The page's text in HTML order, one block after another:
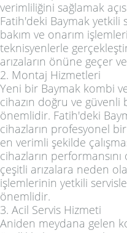
verimliliğini sağlamak
Fatih'deki Baymak yetkili
bakım ve onarım
teknisyenlerle
arızaların önüne geçer
2. Montaj Hizmetleri
Yeni bir Baymak kombi
cihazın doğru ve güvenli
önemlidir. Fatih'deki
cihazların profesyonel
en verimli şekilde
cihazların
çeşitli arızalara neden
işlemlerinin yetkili
önemlidir.
3. Acil Servis Hizmeti
Aniden meydana gelen